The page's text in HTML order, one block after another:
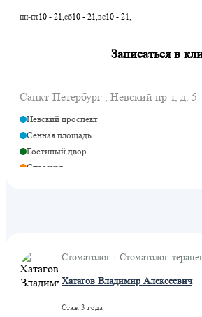
пн-пт10 - 21,сб10 - 21,вс10 - 21,
Записаться в
Санкт-Петербург , Невский пр-т, д. 5
Невский проспект
Сенная площадь
Гостиный двор
Спасская
Стоматолог · Стоматолог-
Хатагов Владимир Алексеевич
Стаж 3 года